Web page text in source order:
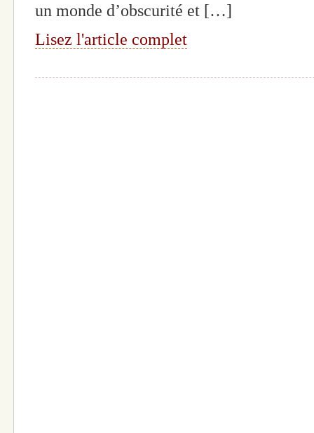
un monde d’obscurité et […]
Lisez l'article complet